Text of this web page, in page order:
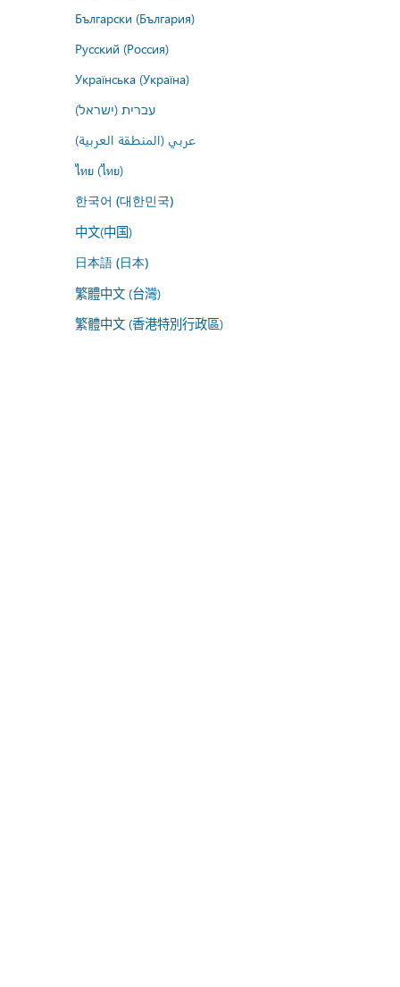
Български (България)
Русский (Россия)
Українська (Україна)
עברית (ישראל)
عربي (المنطقة العربية)
ไทย (ไทย)
한국어 (대한민국)
中文(中国)
日本語 (日本)
繁體中文 (台灣)
繁體中文 (香港特別行政區)